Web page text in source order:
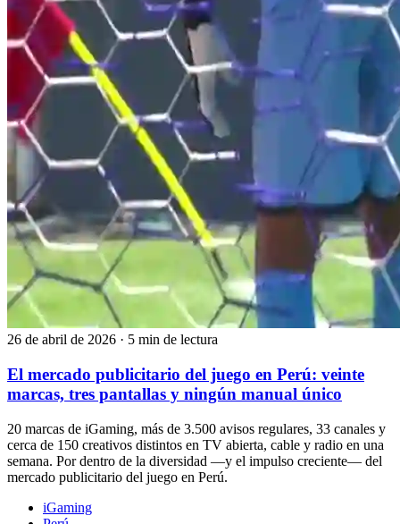
26 de abril de 2026 · 5 min de lectura
El mercado publicitario del juego en Perú: veinte
marcas, tres pantallas y ningún manual único
20 marcas de iGaming, más de 3.500 avisos regulares, 33 canales y
cerca de 150 creativos distintos en TV abierta, cable y radio en una
semana. Por dentro de la diversidad —y el impulso creciente— del
mercado publicitario del juego en Perú.
iGaming